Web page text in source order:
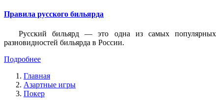
Правила русского бильярда
Русский бильярд — это одна из самых популярных
разновидностей бильярда в России.
Подробнее
Главная
Азартные игры
Покер